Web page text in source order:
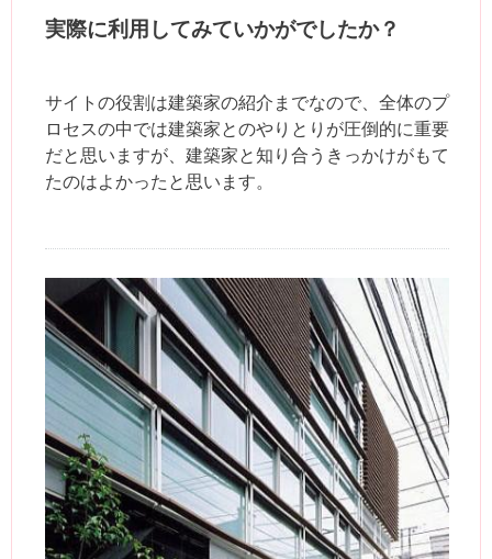
実際に利用してみていかがでしたか？
サイトの役割は建築家の紹介までなので、全体のプ
ロセスの中では建築家とのやりとりが圧倒的に重要
だと思いますが、建築家と知り合うきっかけがもて
たのはよかったと思います。